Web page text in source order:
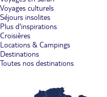
Voyages culturels
Séjours insolites
Plus d'inspirations
Croisières
Locations & Campings
Destinations
Toutes nos destinations